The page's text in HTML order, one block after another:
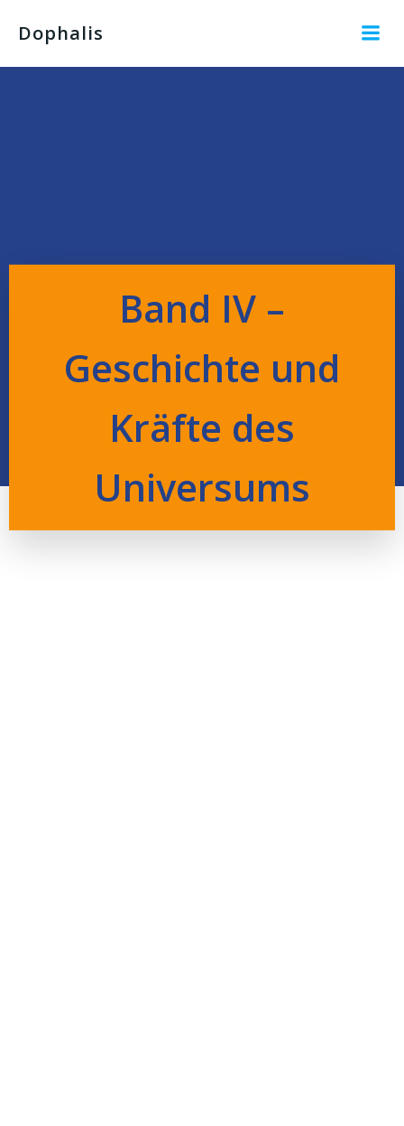
Dophalis
Band IV –
Geschichte und
Kräfte des
Universums